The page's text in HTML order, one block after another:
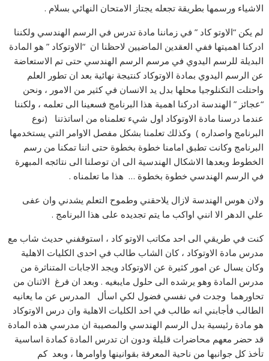
الاشياء ورسمها بطريقة تجعله يجتاز الامتحان النهائي بسلام .
لم يكن “الاوتو كاد ” في زماننا مادة تدرس في الرسم الهندسي ولكننا
ادركنا اهميتها ففي العقدين الماضيين لاحظنا ان “الاوتوكاد ” هو المادة
البديلة للرسم اليدوي في مرسم الرسم الهندسي حتى تم الاستعاضة
عن الرسم اليدوي بمادة الاوتوكاد كنتيجة نهائية بعد ان تطور العلم
واحتلت التكنلوجيا محلها بدل يد الانسان في كثير من الامور ، ونحن
“عجائز ” الهندسة ادركنا اهمية هذا البرنامج فسعينا الى تعلمه ، ولكننا
عندما درسنا مادة الاوتوكاد اول شيء تعلمناه من اساتذتنا (نوع
البرنامج واصداره ) وكذلك تعلمنا بشكل مفصل الاوامر التي يستخدمها
البرنامج وكانت تطبق امامنا خطوة بخطوة حتى اننا تمكنا من رسم
الخطوط وبعدها الاشكال الهندسية الى ان توصلنا الى نتائجه المبهرة
في الرسم الهندسي خطوة بخطوة … هذا ما تعلمناه .
ولان هوس الهندسة لازال يلاحقني وطموح التعلم يشدني وان عفى
علي الدهر الا انني اواكب ما يتم تجديده على هذا البرنامج .
كنت في طريقي الى احد مكاتب الاوتو كاد ، استوقفني حديث شاب مع
مدرس مادة الاوتوكاد ، كان الشاب طالب في احدى الكليات الاهلية
وكان يسال عن امور كثيرة عن الاوتوكاد ويجد الاجابات المتناثرة من
مدرس المادة وهو يرشده الى حلول مايبغيه . وبعد ان فرغ الاثنان من
تحاورهما وجدت في نفسي فضول لكي اسأل المدرس عن ما يعانيه
الطالب فأجابني انه طالب في احد الكليات الاهلية وان درس الاوتوكاد
هو مادة رئيسية بدل الرسم الهندسي والمصيبة ان مدرسي هذه المادة
قد حضر معهم محاضرات قليلة ودون ان تدرس المادة كمادة اساسية
تأخذ كل جوانبها من ناحية المعرفة بقوانينها واوامرها ، وبعد كم